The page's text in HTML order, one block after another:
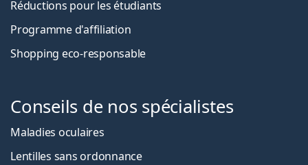
Réductions pour les étudiants
Programme d'affiliation
Shopping eco-responsable
Conseils de nos spécialistes
Maladies oculaires
Lentilles sans ordonnance